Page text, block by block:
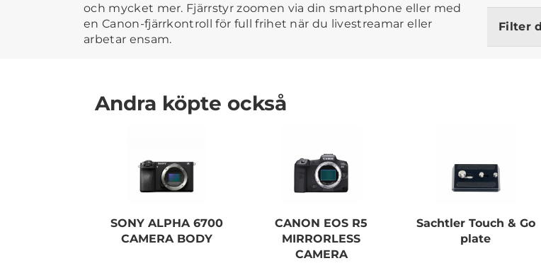
och mycket mer. Fjärrstyr zoomen via din smartphone eller med
en Canon-fjärrkontroll för full frihet när du livestreamar eller
arbetar ensam.
Filter
Andra köpte också
SONY ALPHA 6700
CAMERA BODY
CANON EOS R5
MIRRORLESS
CAMERA
Sachtler Touch & Go
plate